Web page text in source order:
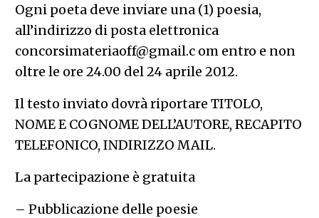
Ogni poeta deve inviare una (1) poesia,
all’indirizzo di posta elettronica
concorsimateriaoff@gmail.c om entro e non
oltre le ore 24.00 del 24 aprile 2012.
Il testo inviato dovrà riportare TITOLO,
NOME E COGNOME DELL’AUTORE, RECAPITO
TELEFONICO, INDIRIZZO MAIL.
La partecipazione è gratuita
– Pubblicazione delle poesie